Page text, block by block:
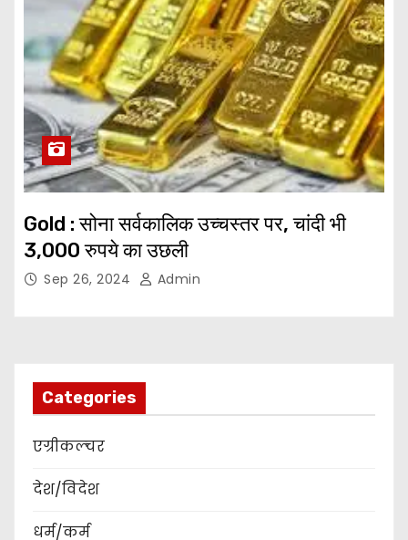
Gold : सोना सर्वकालिक उच्चस्तर पर, चांदी भी
3,000 रुपये का उछली
Sep 26, 2024 Admin
Categories
एग्रीकल्चर
देश/विदेश
धर्म/कर्म